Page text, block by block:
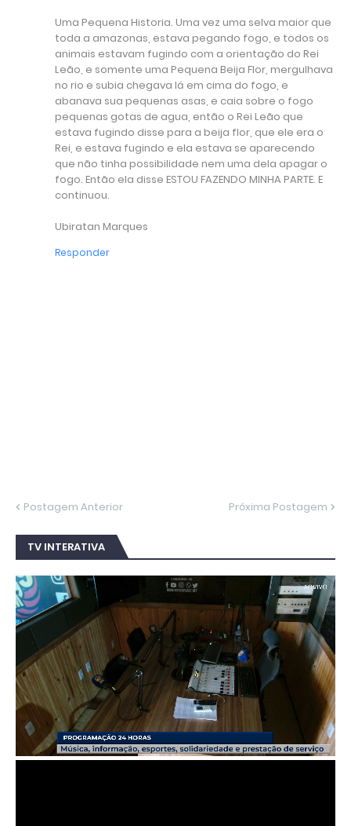
Uma Pequena Historia. Uma vez uma selva maior que
toda a amazonas, estava pegando fogo, e todos os
animais estavam fugindo com a orientação do Rei
Leão, e somente uma Pequena Beija Flor, mergulhava
no rio e subia chegava lá em cima do fogo, e
abanava sua pequenas asas, e caia sobre o fogo
pequenas gotas de agua, então o Rei Leão que
estava fugindo disse para a beija flor, que ele era o
Rei, e estava fugindo e ela estava se aparecendo
que não tinha possibilidade nem uma dela apagar o
fogo. Então ela disse ESTOU FAZENDO MINHA PARTE. E
continuou.
Ubiratan Marques
Responder
Postagem Anterior Próxima Postagem
TV INTERATIVA